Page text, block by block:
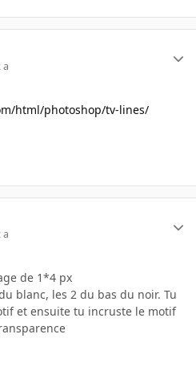
a
html/photoshop/tv-lines/
a
de 1*4 px
blanc, les 2 du bas du noir. Tu
et ensuite tu incruste le motif